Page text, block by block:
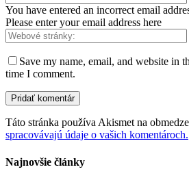
You have entered an incorrect email
Please enter your email address here
Save my name, email, and website in
time I comment.
Táto stránka používa Akismet na
spracovávajú údaje o vašich komentároch.
Najnovšie články